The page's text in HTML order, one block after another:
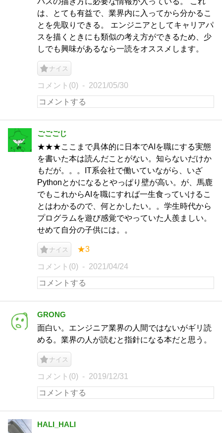
は、とても有益で、業界内に入ってから分かるこ
とを先取りできる。 エンジニアとしてキャリアパ
スを描くときにも類似の考え方ができるため、少
しでも興味があるなら一読をオススメします。
ナイス
コメント(0) 2021/05/30
ごごごじ
★★★ここまで具体的に日本でAIを職にする実態
を書いた本は読んだことがない。知らないだけか
もだが。。。IT系会社で働いていながら、いざ
Pythonとかになるとやっぱり壁が高い。が、馬鹿
でもこれからAIを職にすれば一生食っていけるこ
とはわかるので、何とかしたい。。学生時代から
プログラムを遊び感覚でやっていた人羨ましい。
せめて自分の子供には。。
ナイス ★3
コメント(0) 2021/04/24
GRONG
面白い。エンジニア業界の人間ではないがギリ読
める。業界の人が読むと指針になる本だと思う。
ナイス
コメント(0) 2019/12/31
HALI_HALI